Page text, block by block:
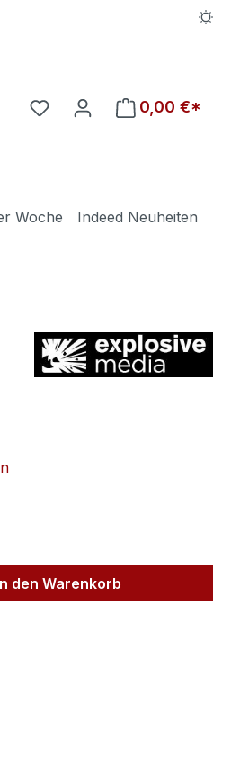
Du hast 0 Produkte auf
0,00 €*
Woche
Indeed Neuheiten
gewünschten Wert
den Warenkorb